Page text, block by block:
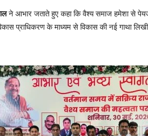
ने आभार जताते हुए कहा कि वैश्य समाज हमेशा से
प्राधिकरण के माध्यम से विकास की नई गाथा लिखी